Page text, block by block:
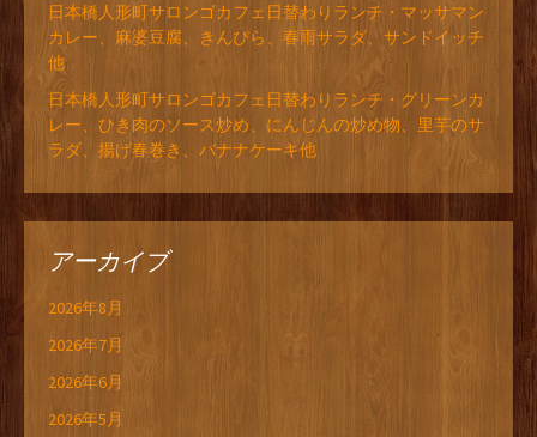
日本橋人形町サロンゴカフェ日替わりランチ・マッサマン
カレー、麻婆豆腐、きんぴら、春雨サラダ、サンドイッチ
他
日本橋人形町サロンゴカフェ日替わりランチ・グリーンカ
レー、ひき肉のソース炒め、にんじんの炒め物、里芋のサ
ラダ、揚げ春巻き、バナナケーキ他
アーカイブ
2026年8月
2026年7月
2026年6月
2026年5月